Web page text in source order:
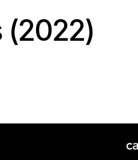
Aethiopes (2022) de Billy
(2022)